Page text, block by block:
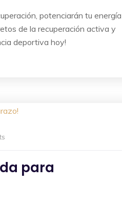
potenciarán tu energía
de la recuperación activa y
deportiva hoy!
para